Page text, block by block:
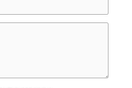
то, что я больше люблю
смотрит прямо.
очередь исходят